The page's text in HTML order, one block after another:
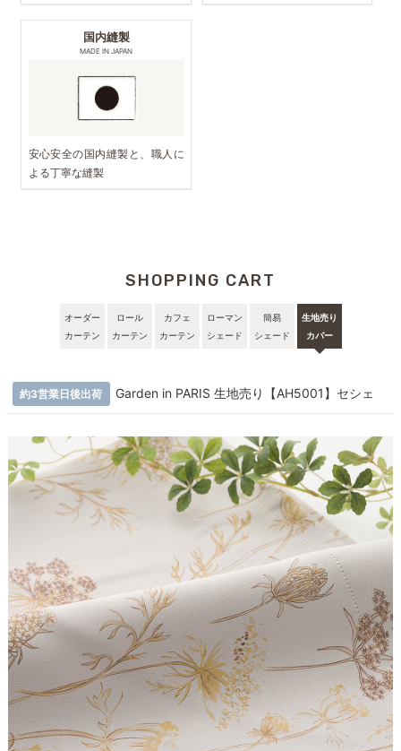
国内縫製
MADE IN JAPAN
安心安全の国内縫製と、職人に
よる丁寧な縫製
SHOPPING CART
オーダー
カーテン
ロール
カーテン
カフェ
カーテン
ローマン
シェード
簡易
シェード
生地売り
カバー
約3営業日後出荷 Garden in PARIS 生地売り【AH5001】セシェ